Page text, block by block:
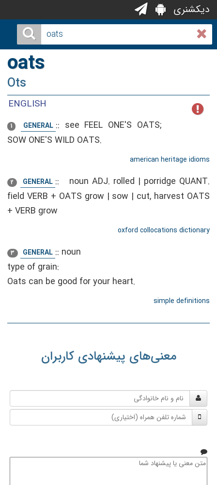
دیکشنری
oats
Ots
ENGLISH
1 GENERAL :: see FEEL ONE'S OATS;
SOW ONE'S WILD OATS.
american heritage idioms
2 GENERAL ::
noun ADJ. rolled | porridge QUANT.
field VERB + OATS grow | sow | cut, harvest OATS
+ VERB grow
oxford collocations dictionary
3 GENERAL :: noun
type of grain:
Oats can be good for your heart.
simple definitions
معنی‌های پیشنهادی کاربران
و
نام
خانوادگی
شماره
تلفن
متن